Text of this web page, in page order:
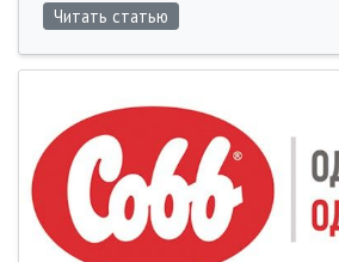
Читать статью